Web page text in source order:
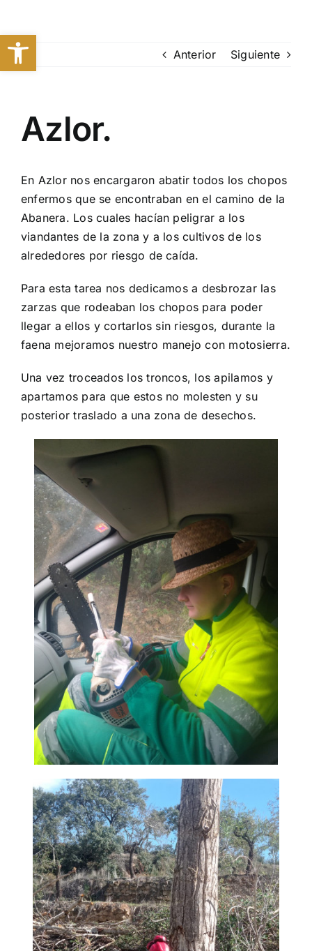
Abrir barra de herramientas
contenido
Anterior Siguiente
Azlor.
En Azlor nos encargaron abatir todos los chopos
enfermos que se encontraban en el camino de la
Abanera. Los cuales hacían peligrar a los
viandantes de la zona y a los cultivos de los
alrededores por riesgo de caída.
Para esta tarea nos dedicamos a desbrozar las
zarzas que rodeaban los chopos para poder
llegar a ellos y cortarlos sin riesgos, durante la
faena mejoramos nuestro manejo con motosierra.
Una vez troceados los troncos, los apilamos y
apartamos para que estos no molesten y su
posterior traslado a una zona de desechos.